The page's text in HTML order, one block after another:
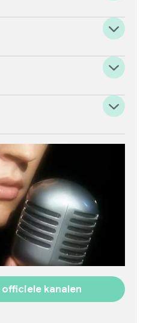
officiele kanalen